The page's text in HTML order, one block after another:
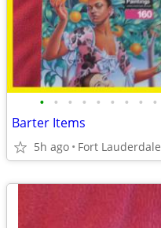
• • • • • • • • •
Barter Items
5h ago Fort Lauderdale